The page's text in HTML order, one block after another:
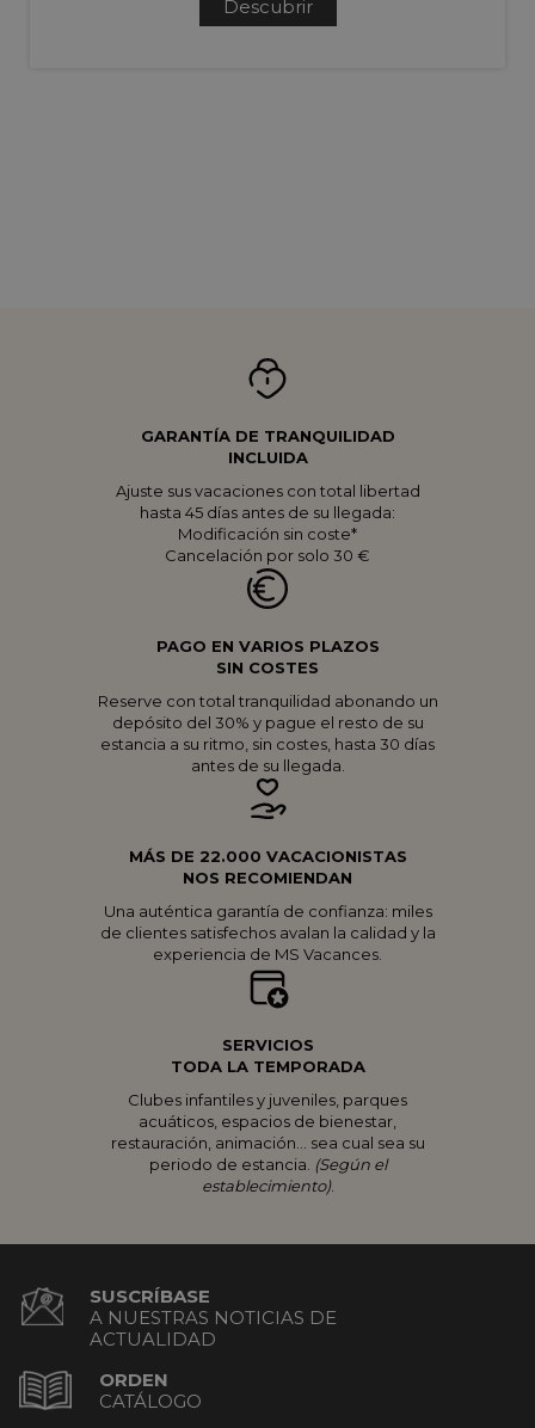
Descubrir
GARANTÍA DE TRANQUILIDAD
INCLUIDA
Ajuste sus vacaciones con total libertad
hasta 45 días antes de su llegada:
Modificación sin coste*
Cancelación por solo 30 €
PAGO EN VARIOS PLAZOS
SIN COSTES
Reserve con total tranquilidad abonando un
depósito del 30% y pague el resto de su
estancia a su ritmo, sin costes, hasta 30 días
antes de su llegada.
MÁS DE 22.000 VACACIONISTAS
NOS RECOMIENDAN
Una auténtica garantía de confianza: miles
de clientes satisfechos avalan la calidad y la
experiencia de MS Vacances.
SERVICIOS
TODA LA TEMPORADA
Clubes infantiles y juveniles, parques
acuáticos, espacios de bienestar,
restauración, animación… sea cual sea su
periodo de estancia. (Según el
establecimiento).
SUSCRÍBASE
A NUESTRAS NOTICIAS DE
ACTUALIDAD
ORDEN
CATÁLOGO